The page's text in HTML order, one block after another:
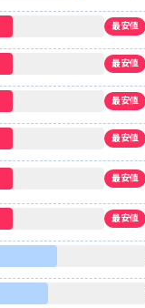
最安値
最安値
最安値
最安値
最安値
最安値